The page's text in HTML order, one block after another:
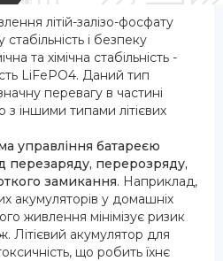
літій-залізо-фосфату
і безпеку
та хімічна стабільність -
LiFePO4. Даний тип
перевагу в частині
з іншими типами літієвих
управління батареєю
перезаряду, перерозряду,
замикання. Наприклад,
акумуляторів у домашніх
живлення мінімізує ризик
Літієвий акумулятор для
що робить їхнє